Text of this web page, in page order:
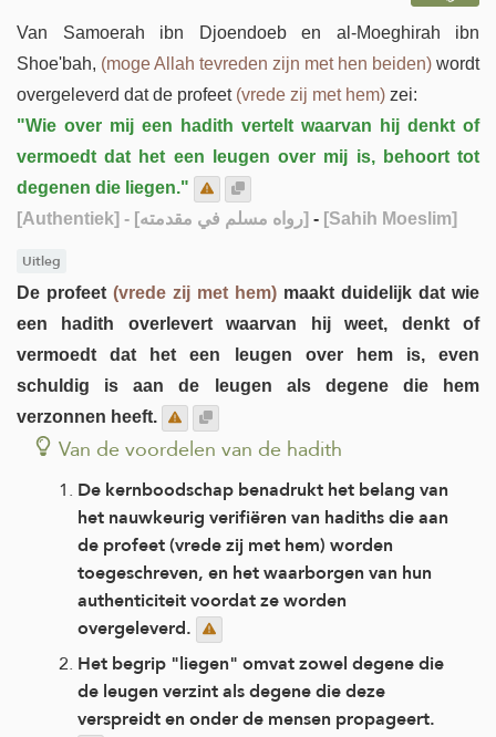
Van Samoerah ibn Djoendoeb en al-Moeghirah ibn
Shoe'bah, (moge Allah tevreden zijn met hen beiden) wordt
overgeleverd dat de profeet (vrede zij met hem) zei:
"Wie over mij een hadith vertelt waarvan hij denkt of
vermoedt dat het een leugen over mij is, behoort tot
degenen die liegen."
[Authentiek]
- [رواه مسلم في مقدمته] - [Sahih Moeslim]
Uitleg
De profeet (vrede zij met hem) maakt duidelijk dat wie
een hadith overlevert waarvan hij weet, denkt of
vermoedt dat het een leugen over hem is, even
schuldig is aan de leugen als degene die hem
verzonnen heeft.
Van de voordelen van de hadith
De kernboodschap benadrukt het belang van
het nauwkeurig verifiëren van hadiths die aan
de profeet (vrede zij met hem) worden
toegeschreven, en het waarborgen van hun
authenticiteit voordat ze worden
overgeleverd.
Het begrip "liegen" omvat zowel degene die
de leugen verzint als degene die deze
verspreidt en onder de mensen propageert.